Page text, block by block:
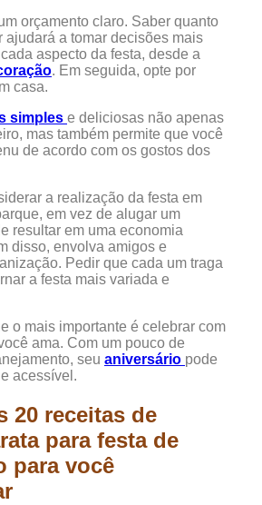
orçamento claro. Saber quanto
ajudará a tomar decisões mais
aspecto da festa, desde a
. Em seguida, opte por
casa.
simples e deliciosas não apenas
mas também permite que você
de acordo com os gostos dos
a realização da festa em
em vez de alugar um
resultar em uma economia
disso, envolva amigos e
Pedir que cada um traga
a festa mais variada e
o mais importante é celebrar com
ama. Com um pouco de
seu aniversário pode
acessível.
20 receitas de
para festa de
para você